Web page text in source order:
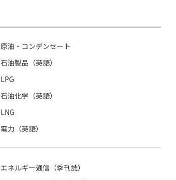
原油・コンデンセート
石油製品（英語）
LPG
石油化学（英語）
LNG
電力（英語）
エネルギー通信（季刊誌）